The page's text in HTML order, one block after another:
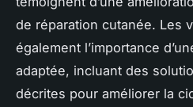
de réparation cutanée. Les
également l’importance
adaptée, incluant des
décrites pour améliorer la